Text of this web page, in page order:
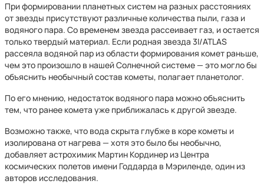
При формировании планетных систем на разных расстояниях
от звезды присутствуют различные количества пыли, газа и
водяного пара. Со временем звезда рассеивает газ, и остается
только твердый материал. Если родная звезда 3I/ATLAS
рассеяла водяной пар из области формирования комет раньше,
чем это произошло в нашей Солнечной системе — это могло бы
объяснить необычный состав кометы, полагает планетолог.
По его мнению, недостаток водяного пара можно объяснить
тем, что ранее комета уже приближалась к другой звезде.
Возможно также, что вода скрыта глубже в коре кометы и
изолирована от нагрева — хотя это было бы необычно,
добавляет астрохимик Мартин Кординер из Центра
космических полетов имени Годдарда в Мэриленде, один из
авторов исследования.